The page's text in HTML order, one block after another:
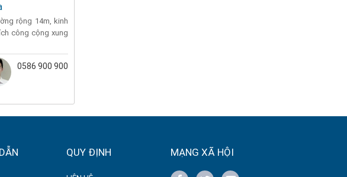
rộng 14m, kinh
công cộng xung
0586 900 900
QUY ĐỊNH MẠNG XÃ HỘI